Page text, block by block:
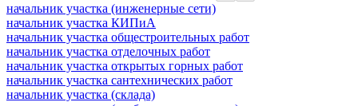
начальник участка (инженерные сети)
начальник участка КИПиА
начальник участка общестроительных работ
начальник участка отделочных работ
начальник участка открытых горных работ
начальник участка сантехнических работ
начальник участка (склада)